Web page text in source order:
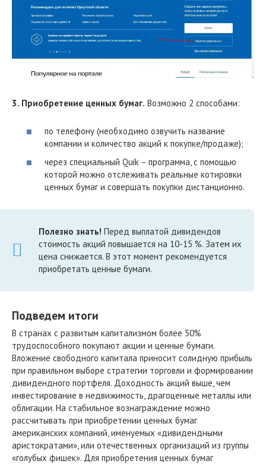
3. Приобретение ценных бумаг. Возможно 2 способами:
по телефону (необходимо озвучить название
компании и количество акций к покупке/продаже);
через специальный Quik – программа, с помощью
которой можно отслеживать реальные котировки
ценных бумаг и совершать покупки дистанционно.
Полезно знать! Перед выплатой дивидендов
стоимость акций повышается на 10-15 %. Затем их
цена снижается. В этот момент рекомендуется
приобретать ценные бумаги.
Подведем итоги
В странах с развитым капитализмом более 50%
трудоспособного покупают акции и ценные бумаги.
Вложение свободного капитала приносит солидную прибыль
при правильном выборе стратегии торговли и формировании
дивидендного портфеля. Доходность акций выше, чем
инвестирование в недвижимость, драгоценные металлы или
облигации. На стабильное вознаграждение можно
рассчитывать при приобретении ценных бумаг
американских компаний, именуемых «дивидендными
аристократами», или отечественных организаций из группы
«голубых фишек». Для приобретения ценных бумаг